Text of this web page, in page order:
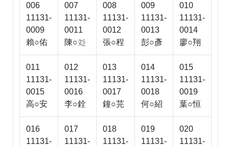
006
11131-
0009
賴○佑
007
11131-
0011
陳○
008
11131-
0012
張○程
009
11131-
0013
彭○彥
010
11131-
0014
廖○翔
011
11131-
0015
高○安
012
11131-
0016
李○銓
013
11131-
0017
鐘○芫
014
11131-
0018
何○紹
015
11131-
0019
葉○恒
016
11131-
017
11131-
018
11131-
019
11131-
020
11131-